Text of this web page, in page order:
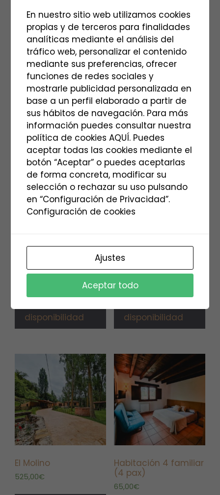
Reserva
Por favor, seleccione los días del calendario.
Categoría:Reservar
Productos relacionados
Habitación 3 familiar
(adaptada) (4 pax)
65,00€
disponibilidad
Habitación 5 familiar
(4 pax)
75,00€
disponibilidad
El Molino
525,00€
Habitación 4 familiar
(4 pax)
65,00€
En nuestro sitio web utilizamos cookies
propias y de terceros para finalidades
analíticas mediante el análisis del
tráfico web, personalizar el contenido
mediante sus preferencias, ofrecer
funciones de redes sociales y
mostrarle publicidad personalizada en
base a un perfil elaborado a partir de
sus hábitos de navegación. Para más
información puedes consultar nuestra
política de cookies AQUÍ. Puedes
aceptar todas las cookies mediante el
botón “Aceptar” o puedes aceptarlas
de forma concreta, modificar su
selección o rechazar su uso pulsando
en “Configuración de Privacidad”.
Configuración de cookies
Ajustes
Aceptar todo